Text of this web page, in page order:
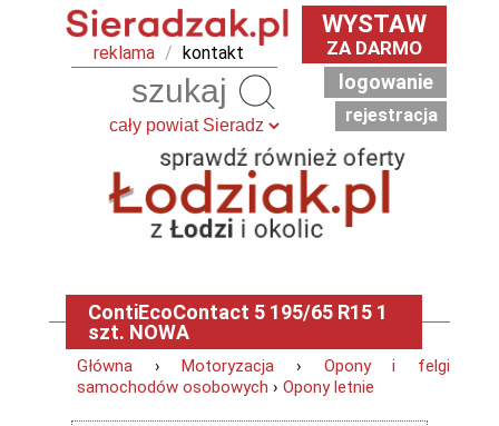
reklama / kontakt
WYSTAW
ZA DARMO
logowanie
rejestracja
ContiEcoContact 5 195/65 R15 1
szt. NOWA
Główna ›Motoryzacja › Opony i felgi
samochodów osobowych › Opony letnie